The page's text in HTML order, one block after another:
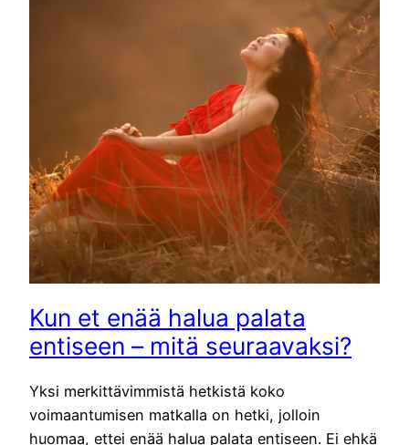
Kun et enää halua palata
entiseen – mitä seuraavaksi?
Yksi merkittävimmistä hetkistä koko
voimaantumisen matkalla on hetki, jolloin
huomaa, ettei enää halua palata entiseen. Ei ehkä